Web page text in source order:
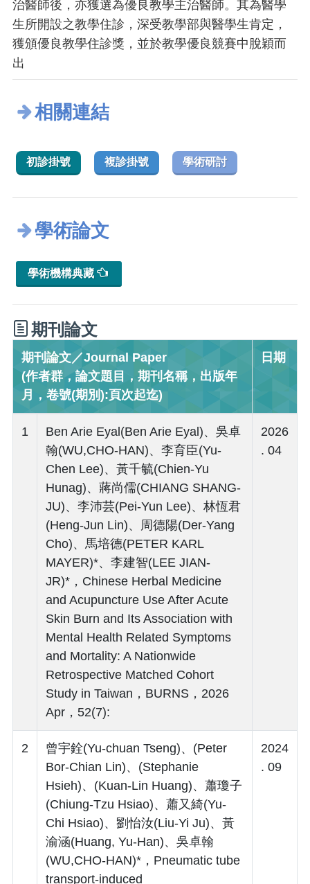
治醫師後，亦獲選為優良教學主治醫師。其為醫學
生所開設之教學住診，深受教學部與醫學生肯定，
獲頒優良教學住診獎，並於教學優良競賽中脫穎而
出
相關連結
初診掛號 複診掛號 學術研討
學術論文
學術機構典藏
期刊論文
期刊論文／Journal Paper
(作者群，論文題目，期刊名稱，出版年
月，卷號(期別):頁次起迄)
日期
1
Ben Arie Eyal(Ben Arie Eyal)、吳卓
翰(WU,CHO-HAN)、李育臣(Yu-
Chen Lee)、黃千毓(Chien-Yu
Hunag)、蔣尚儒(CHIANG SHANG-
JU)、李沛芸(Pei-Yun Lee)、林恆君
(Heng-Jun Lin)、周德陽(Der-Yang
Cho)、馬培德(PETER KARL
MAYER)*、李建智(LEE JIAN-
JR)*，Chinese Herbal Medicine
and Acupuncture Use After Acute
Skin Burn and Its Association with
Mental Health Related Symptoms
and Mortality: A Nationwide
Retrospective Matched Cohort
Study in Taiwan，BURNS，2026
Apr，52(7):
2026
. 04
2
曾宇銓(Yu-chuan Tseng)、(Peter
Bor-Chian Lin)、(Stephanie
Hsieh)、(Kuan-Lin Huang)、蕭瓊子
(Chiung-Tzu Hsiao)、蕭又綺(Yu-
Chi Hsiao)、劉怡汝(Liu-Yi Ju)、黃
渝涵(Huang, Yu-Han)、吳卓翰
(WU,CHO-HAN)*，Pneumatic tube
transport‑induced
2024
. 09